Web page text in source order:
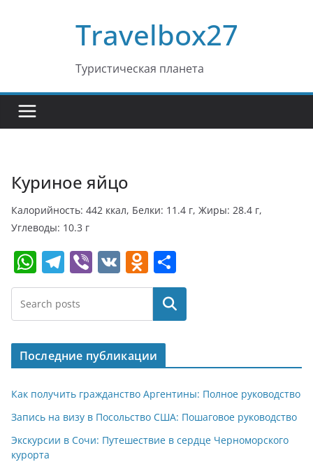
Travelbox27
Туристическая планета
Куриное яйцо
Калорийность: 442 ккал, Белки: 11.4 г, Жиры: 28.4 г,
Углеводы: 10.3 г
W
h
at
s
A
p
p
T
el
e
gr
a
m
Vi
b
V
K
O
d
o
kl
a
ss
ni
ki
т
п
р
в
и
т
ь
Поиск
Последние публикации
Как получить гражданство Аргентины: Полное руководство
Запись на визу в Посольство США: Пошаговое руководство
Экскурсии в Сочи: Путешествие в сердце Черноморского
курорта